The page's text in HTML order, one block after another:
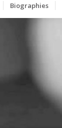
Biographies